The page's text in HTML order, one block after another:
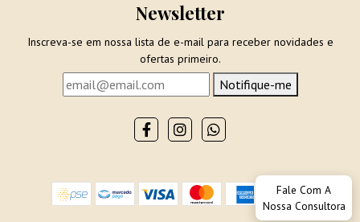
Newsletter
Inscreva-se em nossa lista de e-mail para receber novidades e
ofertas primeiro.
Notifique-me
Fale Com A
Nossa Consultora